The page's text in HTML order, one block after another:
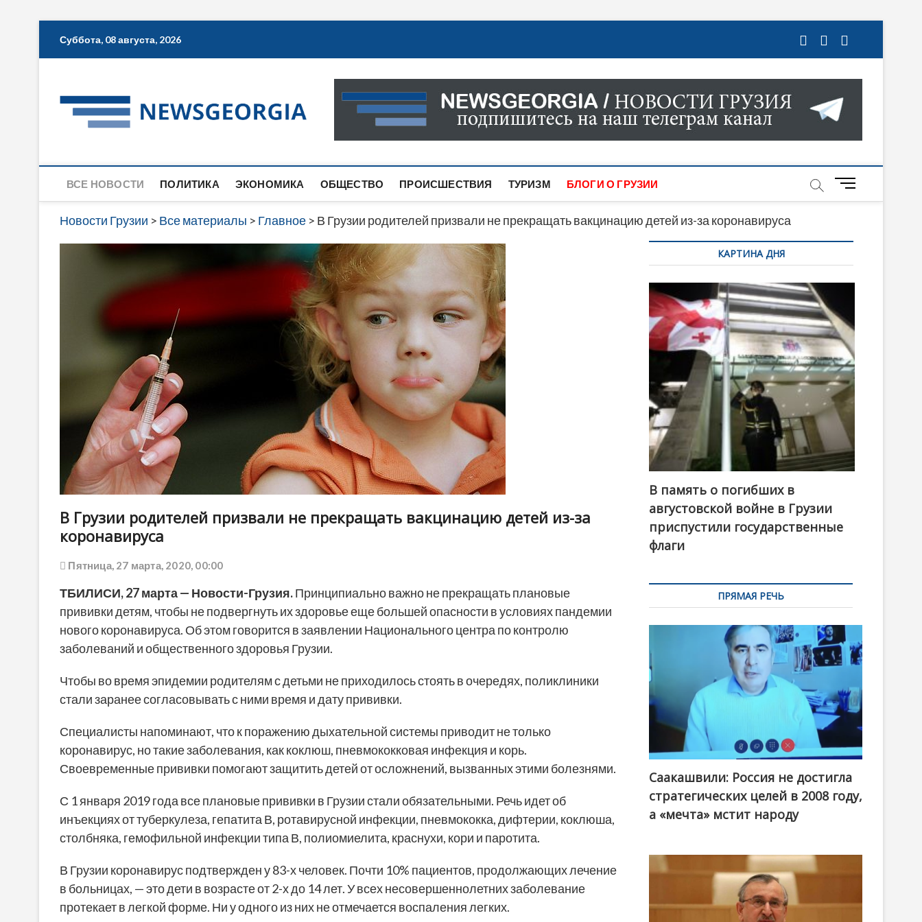
Суббота, 08 августа, 2026
Новости Грузии
САМАЯ АКТУАЛЬНАЯ ИНФОРМАЦИЯ О СОБЫТИЯХ В ГРУЗИИ. НОВОСТИ ГРУЗИИ ОНЛАЙН. НА
САЙТЕ ВЫ НАЙДЕТЕ НОВОСТИ ПОЛИТИКИ, ЭКОНОМИКИ, КУЛЬТУРЫ, СПОРТА И МНОГОЕ
ВСЕ НОВОСТИ ПОЛИТИКА ЭКОНОМИКА ОБЩЕСТВО ПРОИСШЕСТВИЯ ТУРИЗМ БЛОГИ О ГРУЗИИ
M
e
o
n
Новости Грузии > Все материалы > Главное > В Грузии родителей призвали не прекращать вакцинацию детей из-за коронавируса
В Грузии родителей призвали не прекращать вакцинацию детей из-за
коронавируса
Пятница, 27 марта, 2020, 00:00
ТБИЛИСИ, 27 марта — Новости-Грузия.Принципиально важно не прекращать плановые
прививки детям, чтобы не подвергнуть их здоровье еще большей опасности в условиях пандемии
нового коронавируса. Об этом говорится в заявлении Национального центра по контролю
заболеваний и общественного здоровья Грузии.
Чтобы во время эпидемии родителям с детьми не приходилось стоять в очередях, поликлиники
стали заранее согласовывать с ними время и дату прививки.
Специалисты напоминают, что к поражению дыхательной системы приводит не только
коронавирус, но такие заболевания, как коклюш, пневмококковая инфекция и корь.
Своевременные прививки помогают защитить детей от осложнений, вызванных этими болезнями.
С 1 января 2019 года все плановые прививки в Грузии стали обязательными. Речь идет об
инъекциях от туберкулеза, гепатита В, ротавирусной инфекции, пневмококка, дифтерии, коклюша,
столбняка, гемофильной инфекции типа В, полиомиелита, краснухи, кори и паротита.
В Грузии коронавирус подтвержден у 83-х человек. Почти 10% пациентов, продолжающих лечение
в больницах, — это дети в возрасте от 2-х до 14 лет. У всех несовершеннолетних заболевание
протекает в легкой форме. Ни у одного из них не отмечается воспаления легких.
КАРТИНА ДНЯ
В память о погибших в
августовской войне в Грузии
приспустили государственные
флаги
ПРЯМАЯ РЕЧЬ
Саакашвили: Россия не достигла
стратегических целей в 2008 году,
а «мечта» мстит народу